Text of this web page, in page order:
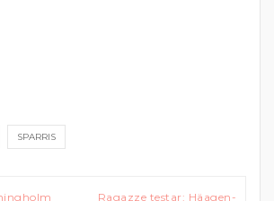
SPARRIS
Ragazze testar: Häagen-